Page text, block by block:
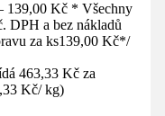
139,00 Kč * Všechny
DPH a bez nákladů
za ks139,00 Kč*/
463,33 Kč za
Kč/ kg)